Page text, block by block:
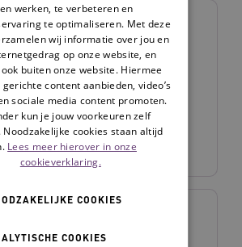
werken, te verbeteren en
te optimaliseren. Met deze
wij informatie over jou en
op onze website, en
buiten onze website. Hiermee
content aanbieden, video’s
sociale media content promoten.
kun je jouw voorkeuren zelf
Noodzakelijke cookies staan altijd
Lees meer hierover in onze
cookieverklaring.
COOKIES
COOKIES